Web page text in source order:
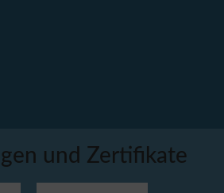
und Zertifikate